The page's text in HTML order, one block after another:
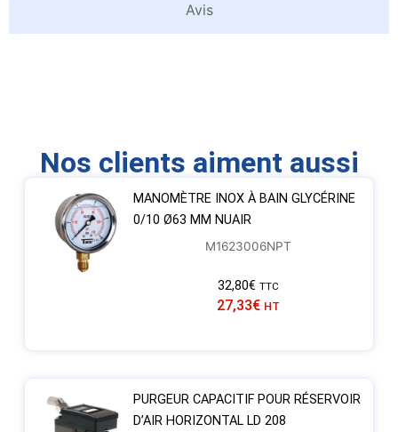
Avis
Nos clients aiment aussi
MANOMÈTRE INOX À BAIN GLYCÉRINE
0/10 Ø63 MM NUAIR
M1623006NPT
32,80€ TTC
27,33€ HT
PURGEUR CAPACITIF POUR RÉSERVOIR
D’AIR HORIZONTAL LD 208